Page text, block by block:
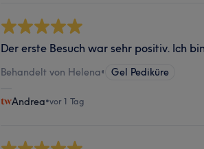
Der erste Besuch war sehr positiv. Ich
Behandelt von Helena• Gel Pediküre
Andrea•vor 1 Tag